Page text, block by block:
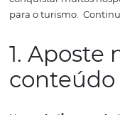
Confira
melhorar
seu hotel